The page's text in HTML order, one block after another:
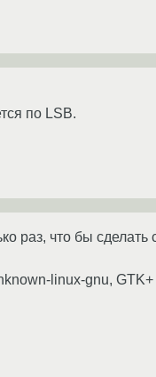
по LSB.
раз, что бы
linux-gnu,